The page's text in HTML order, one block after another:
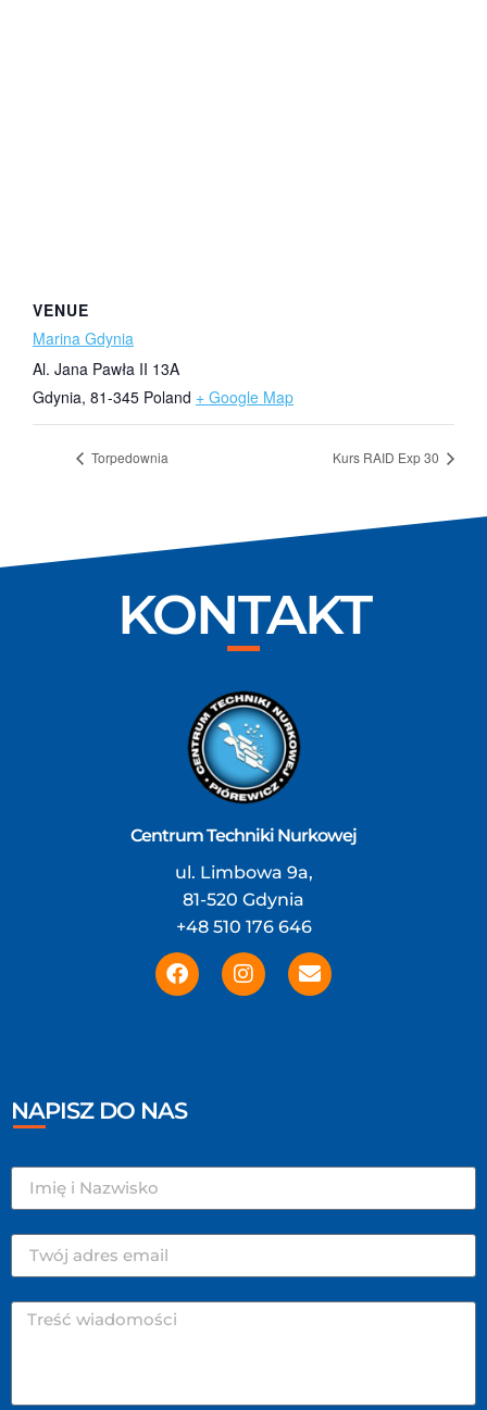
VENUE
Marina Gdynia
Al. Jana Pawła II 13A
Gdynia, 81-345 Poland + Google Map
Torpedownia Kurs RAID Exp 30
KONTAKT
Centrum Techniki Nurkowej
ul. Limbowa 9a,
81-520 Gdynia
+48 510 176 646
NAPISZ DO NAS